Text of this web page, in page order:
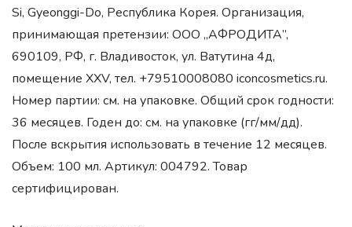
Si, Gyeonggi-Do, Республика Корея. Организация,
принимающая претензии: ООО „АФРОДИТА”,
690109, РФ, г. Владивосток, ул. Ватутина 4д,
помещение XXV, тел. +79510008080 iconcosmetics.ru.
Номер партии: см. на упаковке. Общий срок годности:
36 месяцев. Годен до: см. на упаковке (гг/мм/дд).
После вскрытия использовать в течение 12 месяцев.
Объем: 100 мл. Артикул: 004792. Товар
сертифицирован.